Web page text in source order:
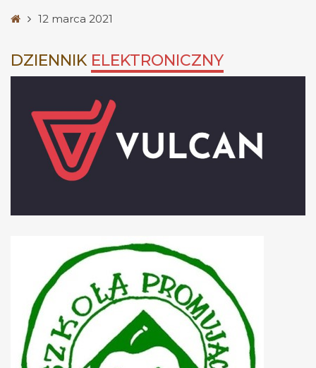
Strona12 marca 2021
DZIENNIK ELEKTRONICZNY